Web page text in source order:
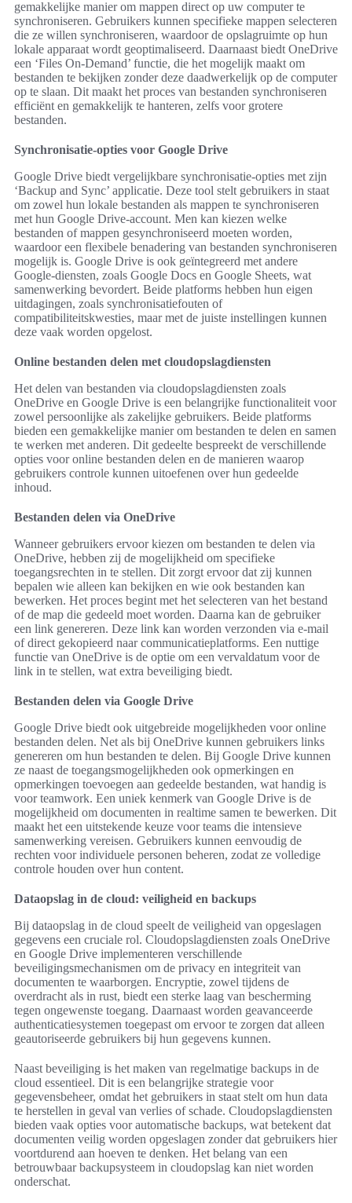
gemakkelijke manier om mappen direct op uw computer te
synchroniseren. Gebruikers kunnen specifieke mappen selecteren
die ze willen synchroniseren, waardoor de opslagruimte op hun
lokale apparaat wordt geoptimaliseerd. Daarnaast biedt OneDrive
een ‘Files On-Demand’ functie, die het mogelijk maakt om
bestanden te bekijken zonder deze daadwerkelijk op de computer
op te slaan. Dit maakt het proces van bestanden synchroniseren
efficiënt en gemakkelijk te hanteren, zelfs voor grotere
bestanden.
Synchronisatie-opties voor Google Drive
Google Drive biedt vergelijkbare synchronisatie-opties met zijn
‘Backup and Sync’ applicatie. Deze tool stelt gebruikers in staat
om zowel hun lokale bestanden als mappen te synchroniseren
met hun Google Drive-account. Men kan kiezen welke
bestanden of mappen gesynchroniseerd moeten worden,
waardoor een flexibele benadering van bestanden synchroniseren
mogelijk is. Google Drive is ook geïntegreerd met andere
Google-diensten, zoals Google Docs en Google Sheets, wat
samenwerking bevordert. Beide platforms hebben hun eigen
uitdagingen, zoals synchronisatiefouten of
compatibiliteitskwesties, maar met de juiste instellingen kunnen
deze vaak worden opgelost.
Online bestanden delen met cloudopslagdiensten
Het delen van bestanden via cloudopslagdiensten zoals
OneDrive en Google Drive is een belangrijke functionaliteit voor
zowel persoonlijke als zakelijke gebruikers. Beide platforms
bieden een gemakkelijke manier om bestanden te delen en samen
te werken met anderen. Dit gedeelte bespreekt de verschillende
opties voor online bestanden delen en de manieren waarop
gebruikers controle kunnen uitoefenen over hun gedeelde
inhoud.
Bestanden delen via OneDrive
Wanneer gebruikers ervoor kiezen om bestanden te delen via
OneDrive, hebben zij de mogelijkheid om specifieke
toegangsrechten in te stellen. Dit zorgt ervoor dat zij kunnen
bepalen wie alleen kan bekijken en wie ook bestanden kan
bewerken. Het proces begint met het selecteren van het bestand
of de map die gedeeld moet worden. Daarna kan de gebruiker
een link genereren. Deze link kan worden verzonden via e-mail
of direct gekopieerd naar communicatieplatforms. Een nuttige
functie van OneDrive is de optie om een vervaldatum voor de
link in te stellen, wat extra beveiliging biedt.
Bestanden delen via Google Drive
Google Drive biedt ook uitgebreide mogelijkheden voor online
bestanden delen. Net als bij OneDrive kunnen gebruikers links
genereren om hun bestanden te delen. Bij Google Drive kunnen
ze naast de toegangsmogelijkheden ook opmerkingen en
opmerkingen toevoegen aan gedeelde bestanden, wat handig is
voor teamwork. Een uniek kenmerk van Google Drive is de
mogelijkheid om documenten in realtime samen te bewerken. Dit
maakt het een uitstekende keuze voor teams die intensieve
samenwerking vereisen. Gebruikers kunnen eenvoudig de
rechten voor individuele personen beheren, zodat ze volledige
controle houden over hun content.
Dataopslag in de cloud: veiligheid en backups
Bij dataopslag in de cloud speelt de veiligheid van opgeslagen
gegevens een cruciale rol. Cloudopslagdiensten zoals OneDrive
en Google Drive implementeren verschillende
beveiligingsmechanismen om de privacy en integriteit van
documenten te waarborgen. Encryptie, zowel tijdens de
overdracht als in rust, biedt een sterke laag van bescherming
tegen ongewenste toegang. Daarnaast worden geavanceerde
authenticatiesystemen toegepast om ervoor te zorgen dat alleen
geautoriseerde gebruikers bij hun gegevens kunnen.
Naast beveiliging is het maken van regelmatige backups in de
cloud essentieel. Dit is een belangrijke strategie voor
gegevensbeheer, omdat het gebruikers in staat stelt om hun data
te herstellen in geval van verlies of schade. Cloudopslagdiensten
bieden vaak opties voor automatische backups, wat betekent dat
documenten veilig worden opgeslagen zonder dat gebruikers hier
voortdurend aan hoeven te denken. Het belang van een
betrouwbaar backupsysteem in cloudopslag kan niet worden
onderschat.